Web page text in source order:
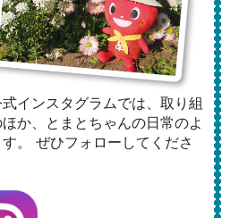
インスタグラムでは、取り組
か、とまとちゃんの日常のよ
。 ぜひフォローしてくださ